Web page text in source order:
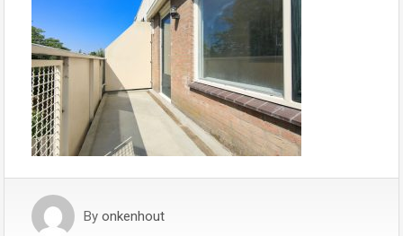
By onkenhout